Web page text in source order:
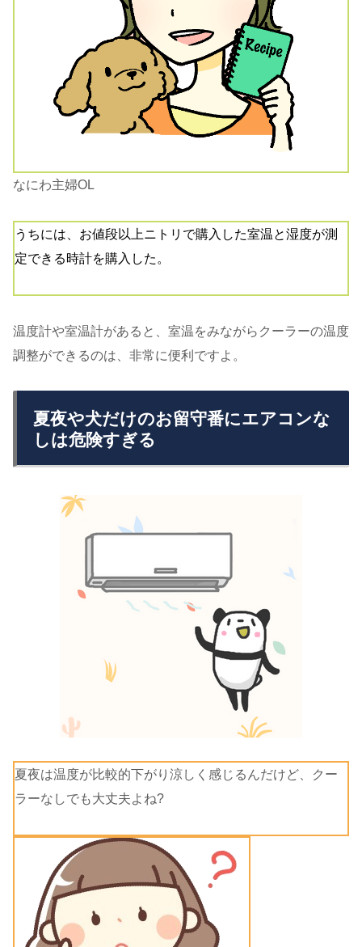
なにわ主婦OL
うちには、お値段以上ニトリで購入した室温と湿度が測
定できる時計を購入した。
温度計や室温計があると、室温をみながらクーラーの温度
調整ができるのは、非常に便利ですよ。
夏夜や犬だけのお留守番にエアコンな
しは危険すぎる
夏夜は温度が比較的下がり涼しく感じるんだけど、クー
ラーなしでも大丈夫よね?